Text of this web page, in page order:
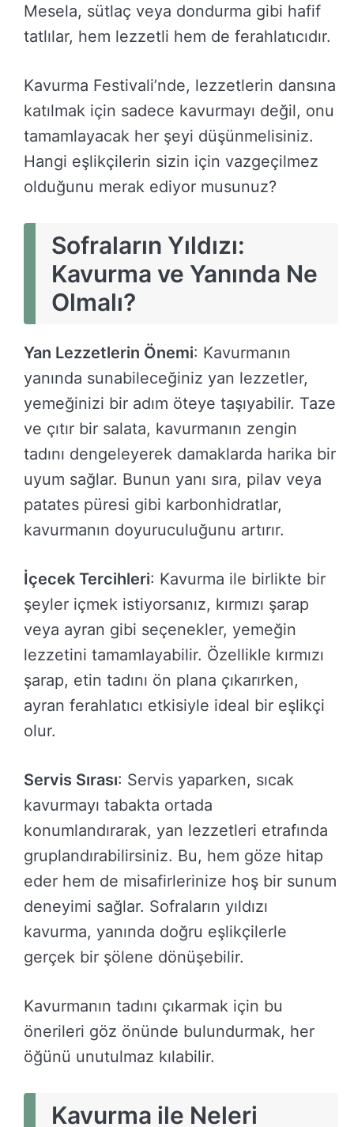
Mesela, sütlaç veya dondurma gibi hafif
tatlılar, hem lezzetli hem de ferahlatıcıdır.
Kavurma Festivali’nde, lezzetlerin dansına
katılmak için sadece kavurmayı değil, onu
tamamlayacak her şeyi düşünmelisiniz.
Hangi eşlikçilerin sizin için vazgeçilmez
olduğunu merak ediyor musunuz?
Sofraların Yıldızı:
Kavurma ve Yanında Ne
Olmalı?
Yan Lezzetlerin Önemi: Kavurmanın
yanında sunabileceğiniz yan lezzetler,
yemeğinizi bir adım öteye taşıyabilir. Taze
ve çıtır bir salata, kavurmanın zengin
tadını dengeleyerek damaklarda harika bir
uyum sağlar. Bunun yanı sıra, pilav veya
patates püresi gibi karbonhidratlar,
kavurmanın doyuruculuğunu artırır.
İçecek Tercihleri: Kavurma ile birlikte bir
şeyler içmek istiyorsanız, kırmızı şarap
veya ayran gibi seçenekler, yemeğin
lezzetini tamamlayabilir. Özellikle kırmızı
şarap, etin tadını ön plana çıkarırken,
ayran ferahlatıcı etkisiyle ideal bir eşlikçi
olur.
Servis Sırası: Servis yaparken, sıcak
kavurmayı tabakta ortada
konumlandırarak, yan lezzetleri etrafında
gruplandırabilirsiniz. Bu, hem göze hitap
eder hem de misafirlerinize hoş bir sunum
deneyimi sağlar. Sofraların yıldızı
kavurma, yanında doğru eşlikçilerle
gerçek bir şölene dönüşebilir.
Kavurmanın tadını çıkarmak için bu
önerileri göz önünde bulundurmak, her
öğünü unutulmaz kılabilir.
Kavurma ile Neleri